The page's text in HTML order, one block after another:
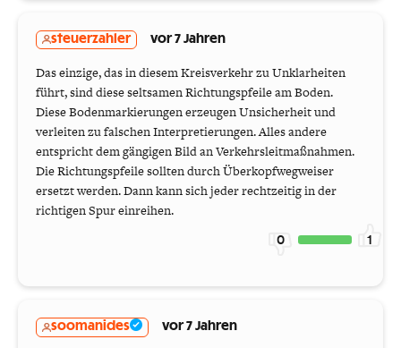
steuerzahler vor 7 Jahren
Das einzige, das in diesem Kreisverkehr zu Unklarheiten
führt, sind diese seltsamen Richtungspfeile am Boden.
Diese Bodenmarkierungen erzeugen Unsicherheit und
verleiten zu falschen Interpretierungen. Alles andere
entspricht dem gängigen Bild an Verkehrsleitmaßnahmen.
Die Richtungspfeile sollten durch Überkopfwegweiser
ersetzt werden. Dann kann sich jeder rechtzeitig in der
richtigen Spur einreihen.
0 1
soomanides vor 7 Jahren